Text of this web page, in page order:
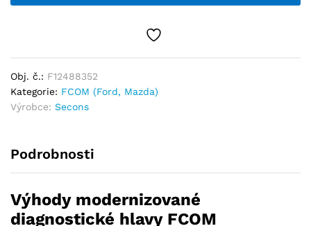
Obj. č.: F12488352
Kategorie: FCOM (Ford, Mazda)
Výrobce: Secons
Podrobnosti
Výhody modernizované
diagnostické hlavy FCOM